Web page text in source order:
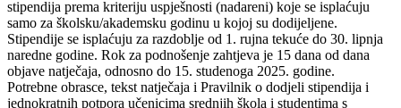
stipendija prema kriteriju uspješnosti (nadareni) koje se isplaćuju
samo za školsku/akademsku godinu u kojoj su dodijeljene.
Stipendije se isplaćuju za razdoblje od 1. rujna tekuće do 30. lipnja
naredne godine. Rok za podnošenje zahtjeva je 15 dana od dana
objave natječaja, odnosno do 15. studenoga 2025. godine.
Potrebne obrasce, tekst natječaja i Pravilnik o dodjeli stipendija i
jednokratnih potpora učenicima srednjih škola i studentima s